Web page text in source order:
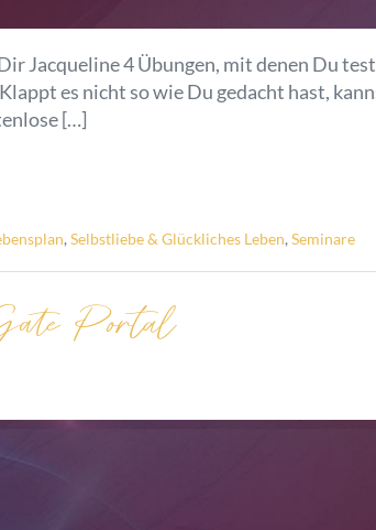
Jacqueline 4 Übungen, mit denen Du
es nicht so wie Du gedacht hast,
[…]
, Selbstliebe & Glückliches Leben, Seminare
Portal